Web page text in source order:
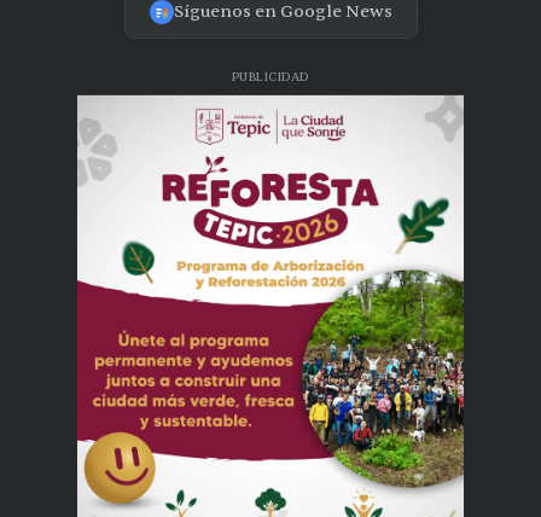
Síguenos en Google News
PUBLICIDAD